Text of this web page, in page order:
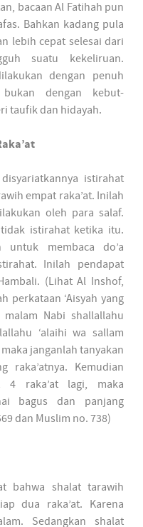
bacaan Al Fatihah pun
Bahkan kadang pula
lebih cepat selesai dari
suatu kekeliruan.
dengan penuh
bukan dengan kebut-
taufik dan hidayah.
istirahat
empat raka’at. Inilah
oleh para salaf.
istirahat ketika itu.
membaca do’a
Inilah pendapat
(Lihat Al Inshof,
perkataan ‘Aisyah yang
Nabi shallallahu
‘alaihi wa sallam
janganlah tanyakan
raka’atnya. Kemudian
4 raka’at lagi, maka
bagus dan panjang
dan Muslim no. 738)
bahwa shalat tarawih
dua raka’at. Karena
Sedangkan shalat